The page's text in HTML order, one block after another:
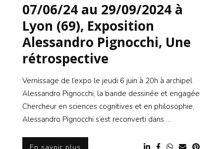
07/06/24 au 29/09/2024 à
Lyon (69), Exposition
Alessandro Pignocchi, Une
rétrospective
Vernissage de l’expo le jeudi 6 juin à 20h à archipel
Alessandro Pignocchi, la bande dessinée et engagée
Chercheur en sciences cognitives et en philosophie,
Alessandro Pignocchi s’est reconverti dans …